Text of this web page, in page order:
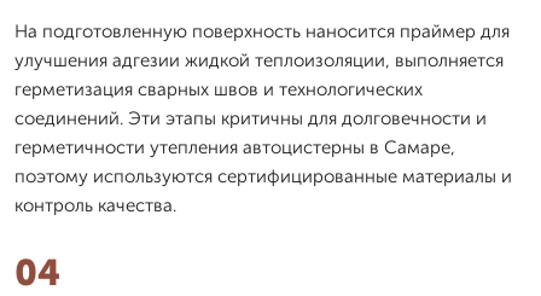
На подготовленную поверхность наносится праймер для
улучшения адгезии жидкой теплоизоляции, выполняется
герметизация сварных швов и технологических
соединений. Эти этапы критичны для долговечности и
герметичности утепления автоцистерны в Самаре,
поэтому используются сертифицированные материалы и
контроль качества.
04